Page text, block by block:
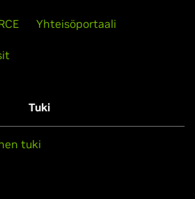
Yhteisöportaali
Tuki
tuki